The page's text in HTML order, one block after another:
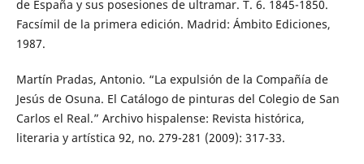
de España y sus posesiones de ultramar. T. 6. 1845-1850.
Facsímil de la primera edición. Madrid: Ámbito Ediciones,
1987.
Martín Pradas, Antonio. “La expulsión de la Compañía de
Jesús de Osuna. El Catálogo de pinturas del Colegio de San
Carlos el Real.” Archivo hispalense: Revista histórica,
literaria y artística 92, no. 279-281 (2009): 317-33.